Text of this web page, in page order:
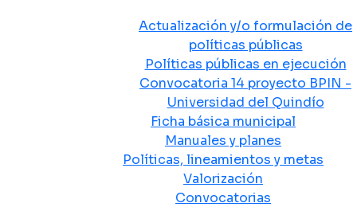
Actualización y/o formulación de
políticas públicas
Políticas públicas en ejecución
Convocatoria 14 proyecto BPIN -
Universidad del Quindío
Ficha básica municipal
Manuales y planes
Políticas, lineamientos y metas
Valorización
Convocatorias